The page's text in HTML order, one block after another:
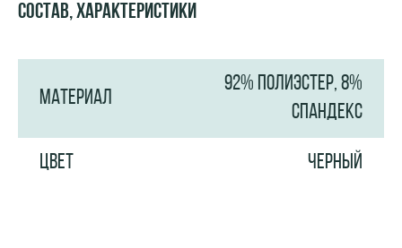
Состав, характеристики
МАТЕРИАЛ
92% ПОЛИЭСТЕР, 8%
СПАНДЕКС
ЦВЕТ ЧЕРНЫЙ